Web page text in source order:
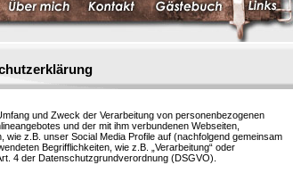
und Zweck der Verarbeitung von personenbezogenen
und der mit ihm verbundenen Webseiten,
z.B. unser Social Media Profile auf (nachfolgend gemeinsam
Begrifflichkeiten, wie z.B. „Verarbeitung“ oder
4 der Datenschutzgrundverordnung (DSGVO).